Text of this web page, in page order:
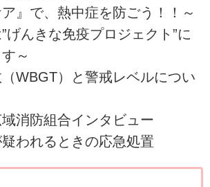
ア』で、熱中症を防ごう！！～
げんきな免疫プロジェクト”に
～
WBGT）と警戒レベルについ
消防組合インタビュー
われるときの応急処置